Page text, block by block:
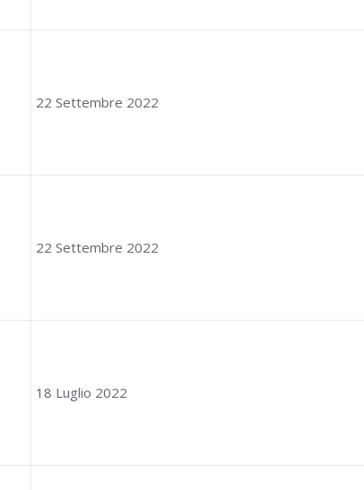
22 Settembre 2022
22 Settembre 2022
18 Luglio 2022